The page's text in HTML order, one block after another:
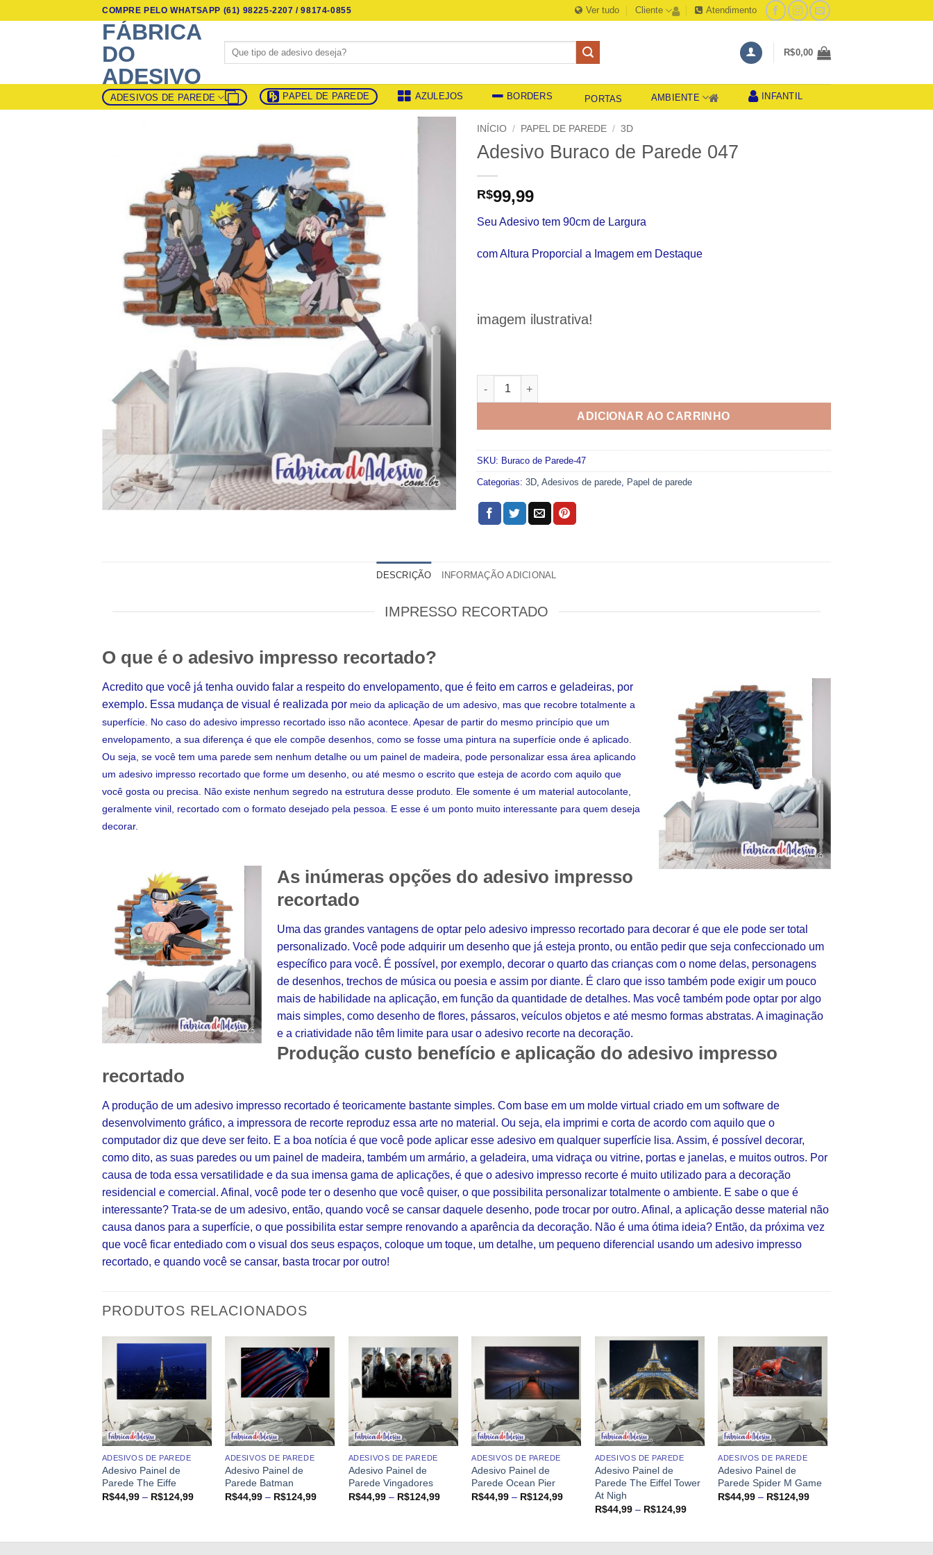
COMPRE PELO WHATSAPP (61) 98225-2207 / 98174-0855 Ver tudo Cliente Atendimento
FÁBRICA
DO
ADESIVO
Pesquisar
por:
R$0,00
ADESIVOS DE PAREDE PAPEL DE PAREDE AZULEJOS BORDERS PORTAS AMBIENTE INFANTIL
INÍCIO / PAPEL DE PAREDE / 3D
Adesivo Buraco de Parede 047
R$99,99
Seu Adesivo tem 90cm de Largura
com Altura Proporcial a Imagem em Destaque
imagem ilustrativa!
Adesivo Buraco de Parede 047 quantidade
ADICIONAR AO CARRINHO
SKU: Buraco de Parede-47
Categorias: 3D Adesivos de parede Papel de parede
DESCRIÇÃO INFORMAÇÃO ADICIONAL
IMPRESSO RECORTADO
O que é o adesivo impresso recortado?
Acredito que você já tenha ouvido falar a respeito do envelopamento, que é feito em carros e geladeiras, por
exemplo. Essa mudança de visual é realizada por meio da aplicação de um adesivo, mas que recobre totalmente a
superfície. No caso do adesivo impresso recortado isso não acontece. Apesar de partir do mesmo princípio que um
envelopamento, a sua diferença é que ele compõe desenhos, como se fosse uma pintura na superfície onde é aplicado.
Ou seja, se você tem uma parede sem nenhum detalhe ou um painel de madeira, pode personalizar essa área aplicando
um adesivo impresso recortado que forme um desenho, ou até mesmo o escrito que esteja de acordo com aquilo que
você gosta ou precisa. Não existe nenhum segredo na estrutura desse produto. Ele somente é um material autocolante,
geralmente vinil, recortado com o formato desejado pela pessoa. E esse é um ponto muito interessante para quem deseja
decorar.
As inúmeras opções do adesivo impresso
recortado
Uma das grandes vantagens de optar pelo adesivo impresso recortado para decorar é que ele pode ser total
personalizado. Você pode adquirir um desenho que já esteja pronto, ou então pedir que seja confeccionado um
específico para você. É possível, por exemplo, decorar o quarto das crianças com o nome delas, personagens
de desenhos, trechos de música ou poesia e assim por diante. É claro que isso também pode exigir um pouco
mais de habilidade na aplicação, em função da quantidade de detalhes. Mas você também pode optar por algo
mais simples, como desenho de flores, pássaros, veículos objetos e até mesmo formas abstratas. A imaginação
e a criatividade não têm limite para usar o adesivo recorte na decoração.
Produção custo benefício e aplicação do adesivo impresso
recortado
A produção de um adesivo impresso recortado é teoricamente bastante simples. Com base em um molde virtual criado em um software de
desenvolvimento gráfico, a impressora de recorte reproduz essa arte no material. Ou seja, ela imprimi e corta de acordo com aquilo que o
computador diz que deve ser feito. E a boa notícia é que você pode aplicar esse adesivo em qualquer superfície lisa. Assim, é possível decorar,
como dito, as suas paredes ou um painel de madeira, também um armário, a geladeira, uma vidraça ou vitrine, portas e janelas, e muitos outros. Por
causa de toda essa versatilidade e da sua imensa gama de aplicações, é que o adesivo impresso recorte é muito utilizado para a decoração
residencial e comercial. Afinal, você pode ter o desenho que você quiser, o que possibilita personalizar totalmente o ambiente. E sabe o que é
interessante? Trata-se de um adesivo, então, quando você se cansar daquele desenho, pode trocar por outro. Afinal, a aplicação desse material não
causa danos para a superfície, o que possibilita estar sempre renovando a aparência da decoração. Não é uma ótima ideia? Então, da próxima vez
que você ficar entediado com o visual dos seus espaços, coloque um toque, um detalhe, um pequeno diferencial usando um adesivo impresso
recortado, e quando você se cansar, basta trocar por outro!
PRODUTOS RELACIONADOS
ADESIVOS DE PAREDE
Adesivo Painel de
Parede The Eiffe
R$44,99 – R$124,99Faixa
R$124,99
ADESIVOS DE PAREDE
Adesivo Painel de
Parede Batman
R$44,99 – R$124,99Faixa
R$124,99
ADESIVOS DE PAREDE
Adesivo Painel de
Parede Vingadores
R$44,99 – R$124,99Faixa
R$124,99
ADESIVOS DE PAREDE
Adesivo Painel de
Parede Ocean Pier
R$44,99 – R$124,99Faixa
R$124,99
ADESIVOS DE PAREDE
Adesivo Painel de
Parede The Eiffel Tower
At Nigh
R$44,99 – R$124,99Faixa
ADESIVOS DE PAREDE
Adesivo Painel de
Parede Spider M Game
R$44,99 – R$124,99Faixa
R$124,99